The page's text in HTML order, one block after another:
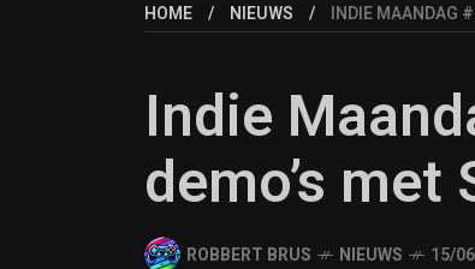
HOME NIEUWS INDIE MAANDAG
Indie
demo’s
ROBBERT BRUS NIEUWS 15/